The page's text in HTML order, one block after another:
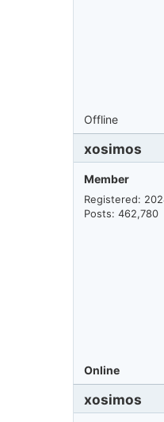
Offline
xosimos
Member
Registered:
Posts: 462,780
Online
xosimos